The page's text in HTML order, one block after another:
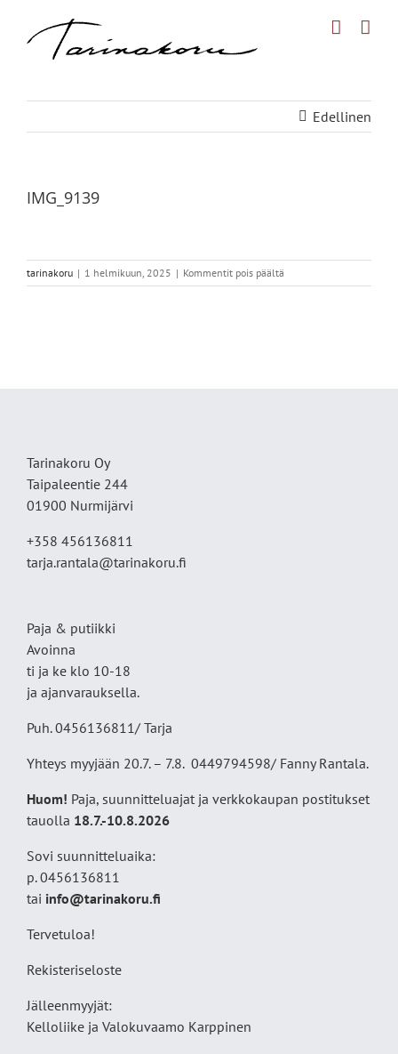
Edellinen
IMG_9139
tarinakoru | 1 helmikuun, 2025 | Kommentit pois päältä
IMG_9139
Tarinakoru Oy
Taipaleentie 244
01900 Nurmijärvi
+358 456136811
tarja.rantala@tarinakoru.fi
Paja & putiikki
Avoinna
ti ja ke klo 10-18
ja ajanvarauksella.
Puh. 0456136811/ Tarja
Yhteys myyjään 20.7. – 7.8. 0449794598/ Fanny Rantala.
Huom! Paja, suunnitteluajat ja verkkokaupan postitukset
tauolla 18.7.-10.8.2026
Sovi suunnitteluaika:
p. 0456136811
tai info@tarinakoru.fi
Tervetuloa!
Rekisteriseloste
Jälleenmyyjät:
Kelloliike ja Valokuvaamo Karppinen